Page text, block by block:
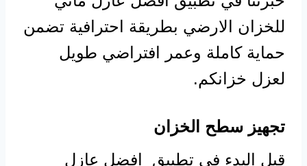
للخزان الارضي بطريقة احترافية تضمن
حماية كاملة وعمر افتراضي طويل
لعزل خزانكم.
تجهيز سطح الخزان
قبل البدء في تطبيق افضل عازل